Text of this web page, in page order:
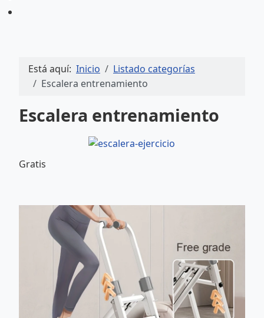
Está aquí: Inicio
Listado categorías
Escalera entrenamiento
Escalera entrenamiento
Gratis